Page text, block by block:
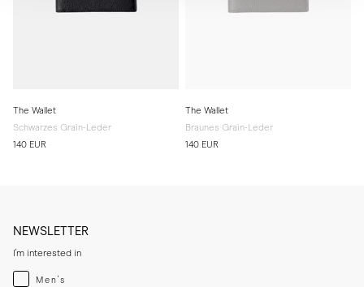
The Wallet
Schwarzes Grain-Leder
140 EUR
The Wallet
Braunes Grain-Leder
140 EUR
NEWSLETTER
I'm interested in
Menswear
Men's